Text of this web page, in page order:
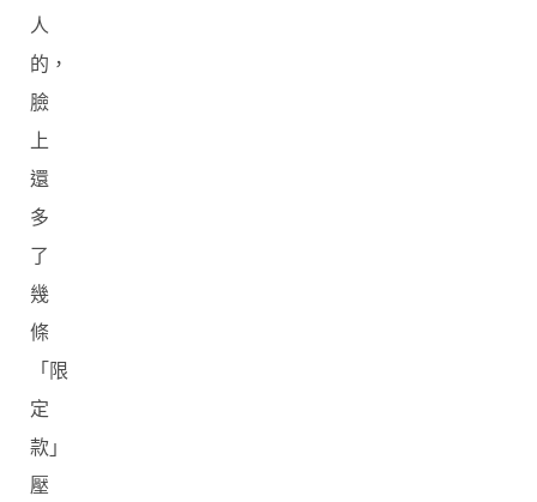
人
的，
臉
上
還
多
了
幾
條
「限
定
款」
壓